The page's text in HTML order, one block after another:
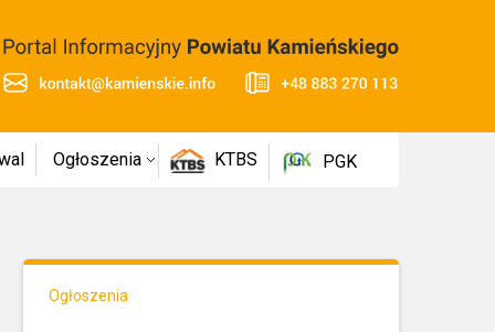
Ogłoszenia KTBS PGK
Ogłoszenia